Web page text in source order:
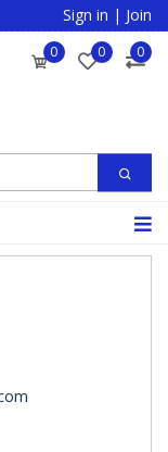
Sign in | Join
0 0 0